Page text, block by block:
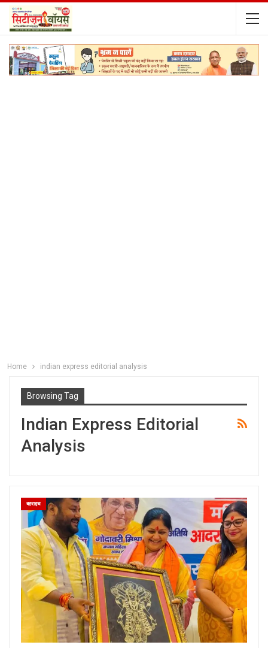
Home indian express editorial analysis
Browsing Tag
Indian Express Editorial
Analysis
बहराइच